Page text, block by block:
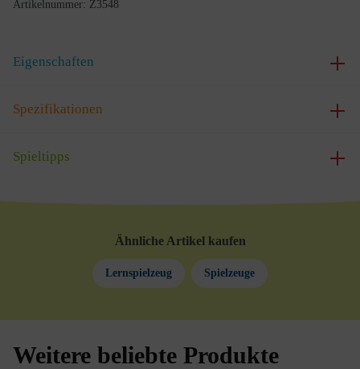
Artikelnummer: Z3548
Eigenschaften
Spezifikationen
Spieltipps
Ähnliche Artikel kaufen
Lernspielzeug Spielzeuge
Produktgalerie überspringen
Weitere beliebte Produkte